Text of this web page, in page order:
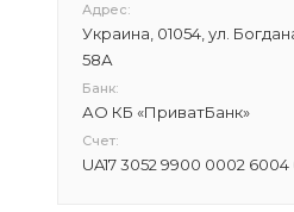
Адрес:
Украина, 01054, ул.
58А
Банк:
АО КБ «ПриватБанк»
Счет:
UA17 3052 9900 0002 6004